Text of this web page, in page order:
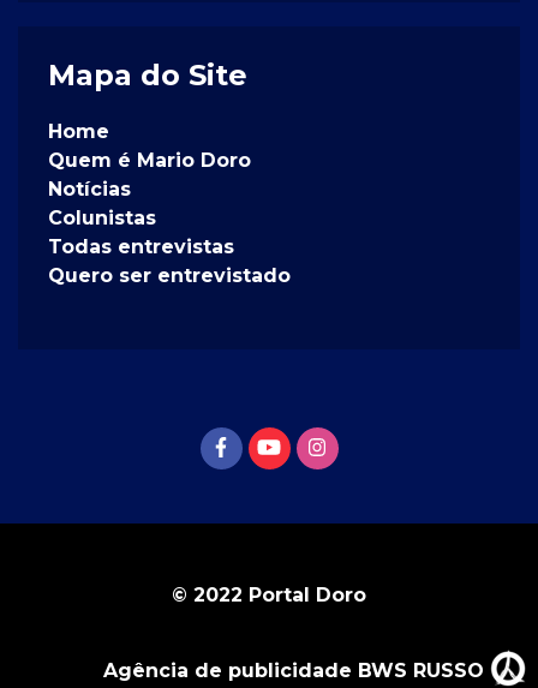
Mapa do Site
Home
Quem é Mario Doro
Notícias
Colunistas
Todas entrevistas
Quero ser entrevistado
© 2022 Portal Doro
Agência de publicidade BWS RUSSO